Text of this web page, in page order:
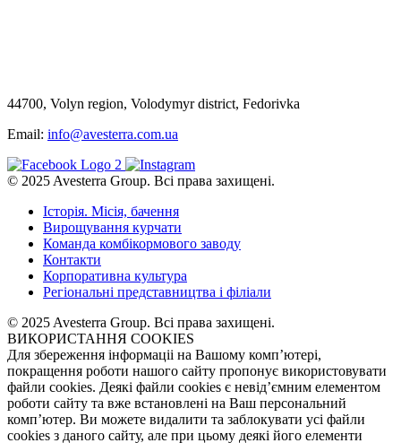
44700, Volyn region, Volodymyr district, Fedorivka
Email: info@avesterra.com.ua
© 2025 Avesterra Group. Всі права захищені.
Історія. Місія, бачення
Вирощування курчати
Команда комбікормового заводу
Контакти
Корпоративна культура
Регіональні представництва і філіали
© 2025 Avesterra Group. Всі права захищені.
ВИКОРИСТАННЯ COOKIES
Для збереження інформаціі на Вашому комп’ютері,
покращення роботи нашого сайту пропонує використовувати
файли cookies. Деякі файли cookies є невід’ємним елементом
роботи сайту та вже встановлені на Ваш персональний
комп’ютер. Ви можете видалити та заблокувати усі файли
cookies з даного сайту, але при цьому деякі його елементи